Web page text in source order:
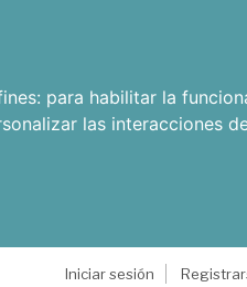
para habilitar la
las interacciones
Iniciar sesión